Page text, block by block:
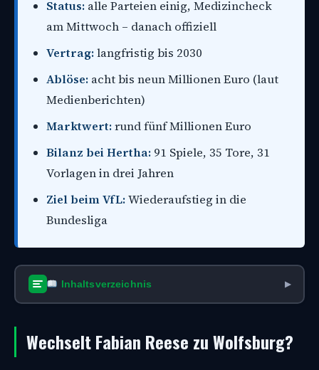
Status: alle Parteien einig, Medizincheck
am Mittwoch – danach offiziell
Vertrag:langfristig bis 2030
Ablöse: acht bis neun Millionen Euro (laut
Medienberichten)
Marktwert:rund fünf Millionen Euro
Bilanz bei Hertha: 91 Spiele, 35 Tore, 31
Vorlagen in drei Jahren
Ziel beim VfL:Wiederaufstieg in die
Bundesliga
Inhaltsverzeichnis ▶
Wechselt Fabian Reese zu Wolfsburg?